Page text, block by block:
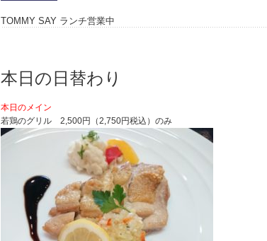
TOMMY SAY ランチ営業中
本日の日替わり
本日のメイン
若鶏のグリル 2,500円（2,750円税込）のみ